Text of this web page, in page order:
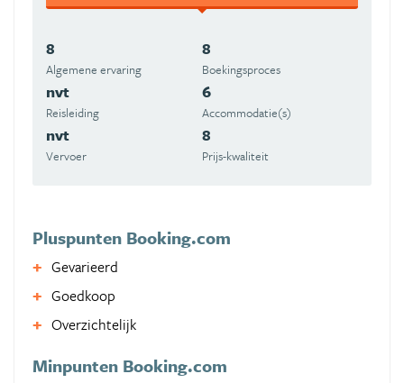
8
Algemene ervaring
8
Boekingsproces
nvt
Reisleiding
6
Accommodatie(s)
nvt
Vervoer
8
Prijs-kwaliteit
Pluspunten Booking.com
Gevarieerd
Goedkoop
Overzichtelijk
Minpunten Booking.com